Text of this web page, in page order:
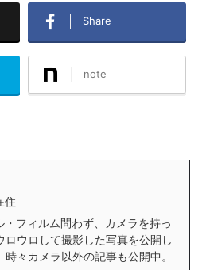
Share
note
住
フィルム問わず、カメラを持っ
ロウロして撮影した写真を公開し
時々カメラ以外の記事も公開中。